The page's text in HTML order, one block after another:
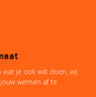
wat je ook wilt doen, wij
wensen af te